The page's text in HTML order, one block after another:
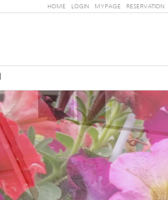
HOME LOGIN MYPAGE RESERVATION